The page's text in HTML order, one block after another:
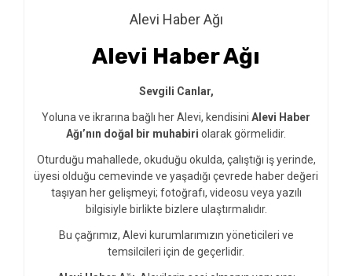
Alevi Haber Ağı
Alevi Haber Ağı
Sevgili Canlar,
Yoluna ve ikrarına bağlı her Alevi, kendisini Alevi Haber
Ağı’nın doğal bir muhabiri olarak görmelidir.
Oturduğu mahallede, okuduğu okulda, çalıştığı iş yerinde,
üyesi olduğu cemevinde ve yaşadığı çevrede haber değeri
taşıyan her gelişmeyi; fotoğrafı, videosu veya yazılı
bilgisiyle birlikte bizlere ulaştırmalıdır.
Bu çağrımız, Alevi kurumlarımızın yöneticileri ve
temsilcileri için de geçerlidir.